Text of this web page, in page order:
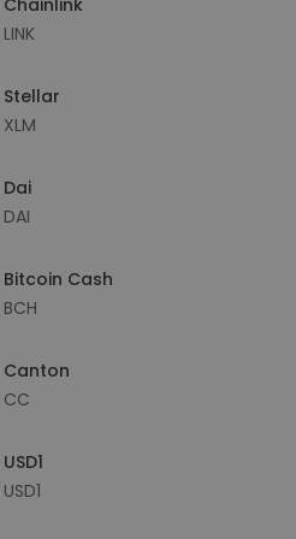
LINK
Stellar
XLM
Dai
DAI
Bitcoin Cash
BCH
Canton
CC
USD1
USD1